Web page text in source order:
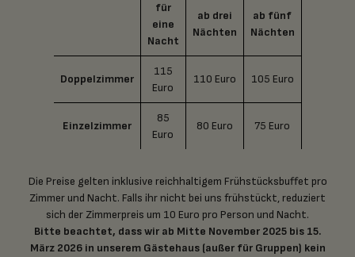
für
eine
Nacht
ab drei
Nächten
ab fünf
Nächten
Doppelzimmer
115
Euro
110 Euro 105 Euro
Einzelzimmer
85
Euro
80 Euro 75 Euro
Die Preise gelten inklusive reichhaltigem Frühstücksbuffet pro
Zimmer und Nacht. Falls ihr nicht bei uns frühstückt, reduziert
sich der Zimmerpreis um 10 Euro pro Person und Nacht.
Bitte beachtet, dass wir ab Mitte November 2025 bis 15.
März 2026 in unserem Gästehaus (außer für Gruppen) kein